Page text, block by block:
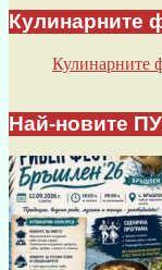
Кулинарните
Кулинарните
Най-новите